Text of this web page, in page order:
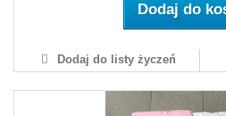
Dodaj do
Dodaj do listy życzeń